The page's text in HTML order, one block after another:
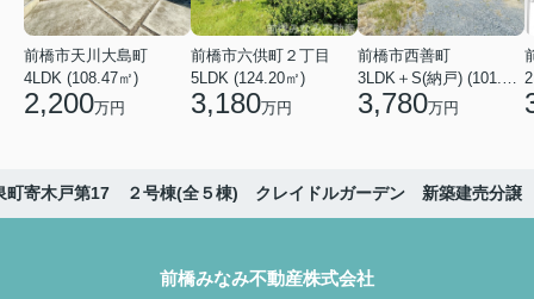
前橋市天川大島町
4LDK (108.47㎡)
2,200万円
前橋市六供町２丁目
5LDK (124.20㎡)
3,180万円
前橋市西善町
3,780万円
町寄木戸第17 ２号棟(全５棟) クレイドルガーデン 新築建売分譲
前橋みなみ不動産株式会社